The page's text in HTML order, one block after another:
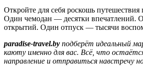
Откройте для себя роскошь
Один чемодан — десятки впечатлений.
открытий. Один отпуск — тысячи
paradise-travel.by подберёт идеальный
каюту именно для вас. Всё, что
направление и отправиться навстречу